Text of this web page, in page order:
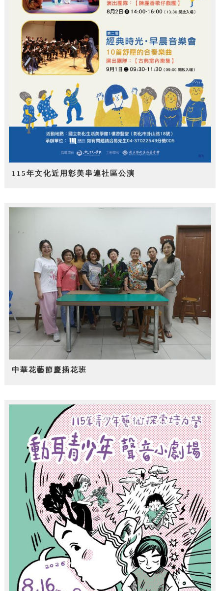
115年文化近用彰美串連社區公演
中華花藝節慶插花班